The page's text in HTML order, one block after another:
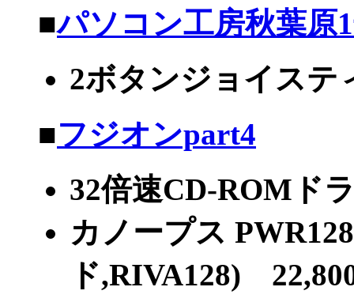
■パソコン工房秋葉原
2ボタンジョイス
■フジオンpart4
32倍速CD-ROMド
カノープス
ド,RIVA128)